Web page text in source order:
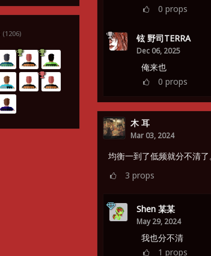
(1206)
0 props
铉 野司TERRA
Dec 06, 2025
俺来也
0 props
木 耳
Mar 03, 2024
均衡一到了低频就分不清了
3 props
Shen 某某
May 29, 2024
我也分不清
1 props